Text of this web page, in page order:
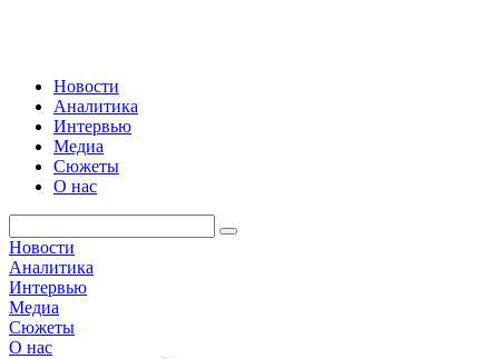
Новости
Аналитика
Интервью
Медиа
Сюжеты
О нас
Новости
Аналитика
Интервью
Медиа
Сюжеты
О нас